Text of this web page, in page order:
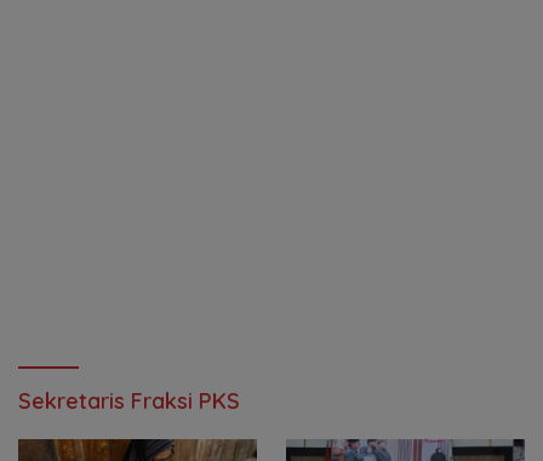
Sekretaris Fraksi PKS